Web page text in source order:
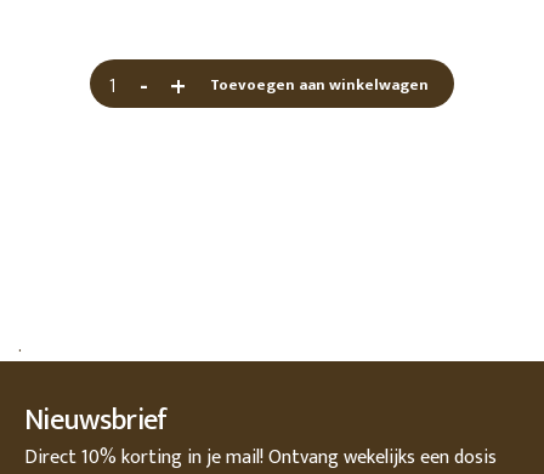
+
- Toevoegen aan winkelwagen
.
Nieuwsbrief
Direct 10% korting in je mail! Ontvang wekelijks een dosis